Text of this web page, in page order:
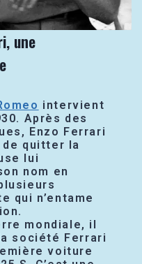
une
intervient
Après des
Enzo Ferrari
quitter la
lui
nom en
qui n’entame
mondiale, il
société Ferrari
voiture